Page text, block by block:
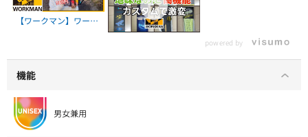
【ワークマン】ワーク
【workman】【アン
バサダー】
【ワークマン】1000円
以下でカスタムできる
介します！
powered by
機能